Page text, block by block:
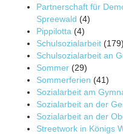
Partnerschaft für
Spreewald (4)
Pippilotta (4)
Schulsozialarbeit (179)
Schulsozialarbeit an
Sommer (29)
Sommerferien (41)
Sozialarbeit am
Sozialarbeit an der
Sozialarbeit an der
Streetwork in Königs